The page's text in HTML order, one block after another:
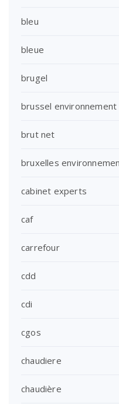
bleu
bleue
brugel
brussel environnement
brut net
bruxelles
cabinet experts
caf
carrefour
cdd
cdi
cgos
chaudiere
chaudière